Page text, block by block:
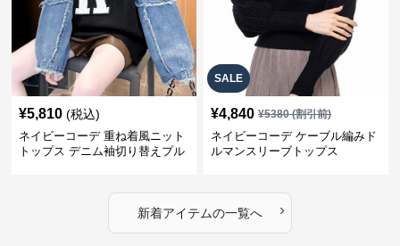
¥5,810 (税込)
ネイビーコーデ 重ね着風ニット
トップス デニム袖切り替えプル
SALE
¥4,840 ¥5380(割引前)
ネイビーコーデ ケーブル編みド
ルマンスリーブトップス
新着アイテムの一覧へ ›